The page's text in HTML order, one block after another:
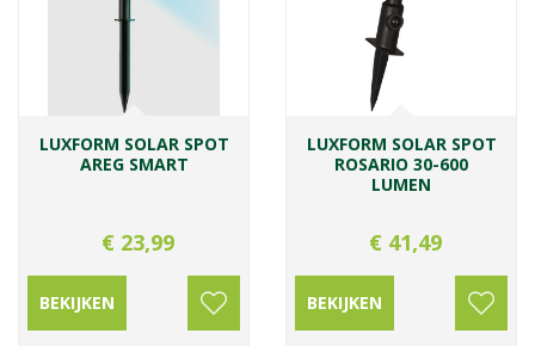
LUXFORM SOLAR SPOT
AREG SMART
€ 23,99
BEKIJKEN
LUXFORM SOLAR SPOT
ROSARIO 30-600
LUMEN
€ 41,49
BEKIJKEN